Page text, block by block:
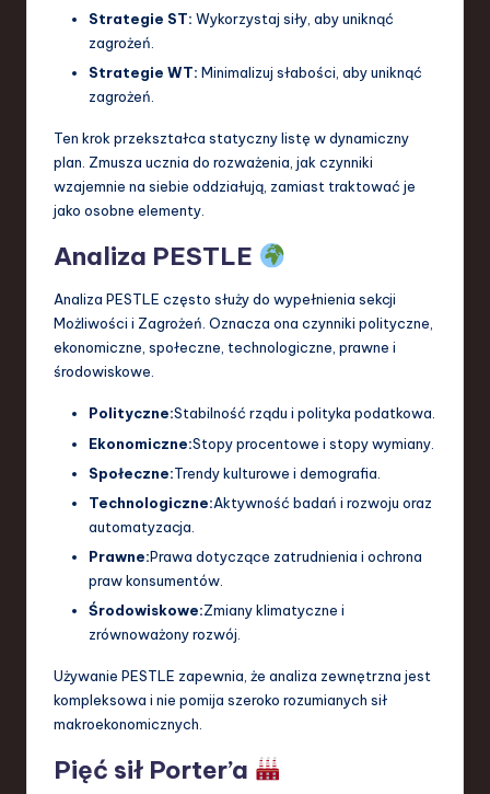
Strategie ST: Wykorzystaj siły, aby uniknąć
zagrożeń.
Strategie WT: Minimalizuj słabości, aby uniknąć
zagrożeń.
Ten krok przekształca statyczny listę w dynamiczny
plan. Zmusza ucznia do rozważenia, jak czynniki
wzajemnie na siebie oddziałują, zamiast traktować je
jako osobne elementy.
Analiza PESTLE
Analiza PESTLE często służy do wypełnienia sekcji
Możliwości i Zagrożeń. Oznacza ona czynniki polityczne,
ekonomiczne, społeczne, technologiczne, prawne i
środowiskowe.
Polityczne:Stabilność rządu i polityka podatkowa.
Ekonomiczne:Stopy procentowe i stopy wymiany.
Społeczne:Trendy kulturowe i demografia.
Technologiczne:Aktywność badań i rozwoju oraz
automatyzacja.
Prawne:Prawa dotyczące zatrudnienia i ochrona
praw konsumentów.
Środowiskowe:Zmiany klimatyczne i
zrównoważony rozwój.
Używanie PESTLE zapewnia, że analiza zewnętrzna jest
kompleksowa i nie pomija szeroko rozumianych sił
makroekonomicznych.
Pięć sił Porter’a